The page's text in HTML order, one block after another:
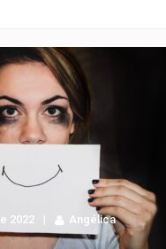
2022 Angélica